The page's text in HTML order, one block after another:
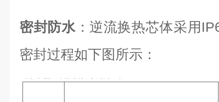
密封防水：逆流换热芯体采用
密封过程如下图所示：